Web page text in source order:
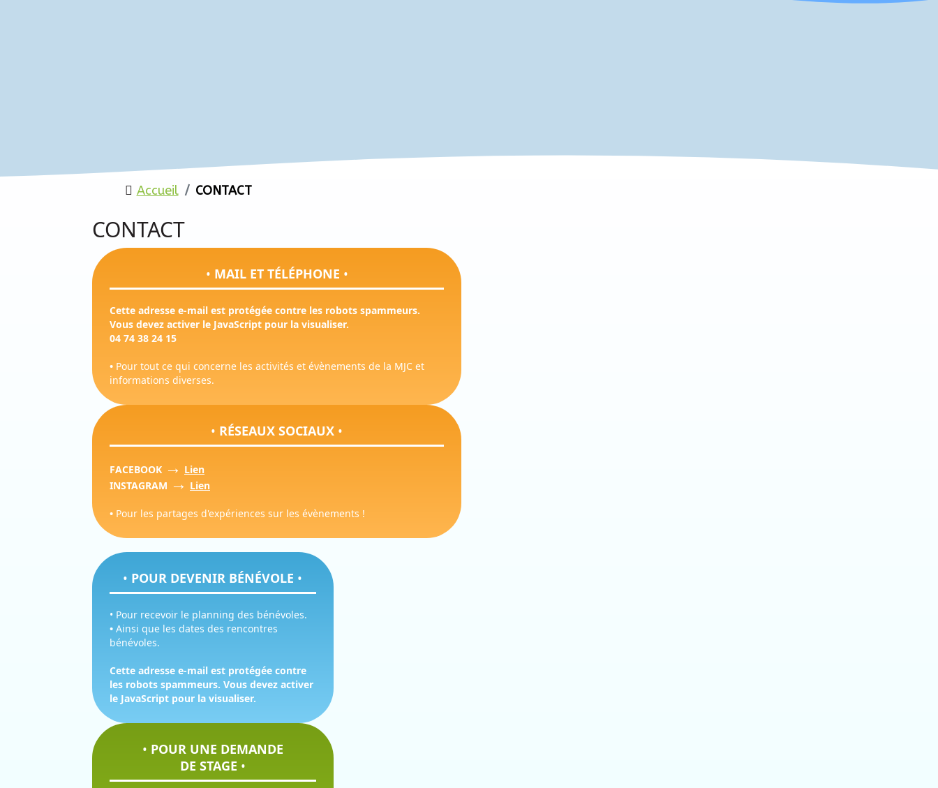
Accueil CONTACT
CONTACT
• MAIL ET TÉLÉPHONE •
Cette adresse e-mail est protégée contre les robots spammeurs.
Vous devez activer le JavaScript pour la visualiser.
04 74 38 24 15
• Pour tout ce qui concerne les activités et évènements de la MJC et
informations diverses.
• RÉSEAUX SOCIAUX •
FACEBOOK → Lien
INSTAGRAM → Lien
• Pour les partages d'expériences sur les évènements !
• POUR DEVENIR BÉNÉVOLE •
• Pour recevoir le planning des bénévoles.
• Ainsi que les dates des rencontres
bénévoles.
Cette adresse e-mail est protégée contre
les robots spammeurs. Vous devez activer
le JavaScript pour la visualiser.
• POUR UNE DEMANDE
DE STAGE •